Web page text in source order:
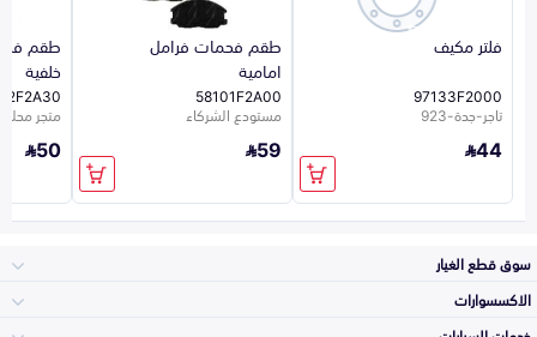
فلتر مكيف
97133F2000
تاجر-جدة-923
44
طقم فحمات فرامل
امامية
58101F2A00
مستودع الشركاء
59
طقم
خلفية
متجر محلي
50
سوق قطع الغيار
الاكسسوارات